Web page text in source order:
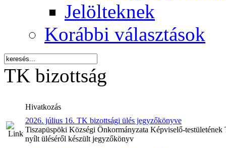
Jelölteknek
Korábbi választások
TK bizottság
Hivatkozás
2026. július 16. TK bizottsági ülés jegyzőkönyve
Tiszapüspöki Községi Önkormányzata Képviselő-
nyílt üléséről készült jegyzőkönyv